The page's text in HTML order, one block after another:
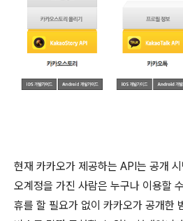
현재 카카오가 제공하는 API는 공개
오계정을 가진 사람은 누구나 이용할
휴를 할 필요가 없이 카카오가 공개한